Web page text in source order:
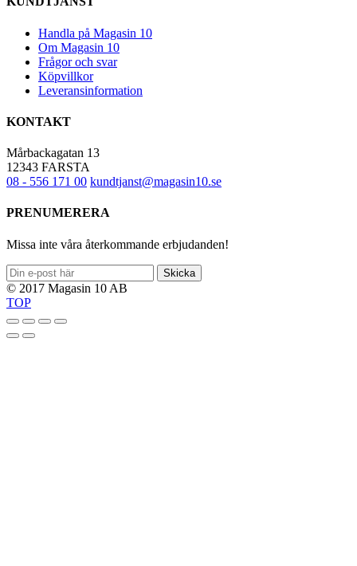
Handla på Magasin 10
Om Magasin 10
Frågor och svar
Köpvillkor
Leveransinformation
KONTAKT
Mårbackagatan 13
12343 FARSTA
08 - 556 171 00 kundtjanst@magasin10.se
PRENUMERERA
Missa inte våra återkommande erbjudanden!
Skicka
© 2017 Magasin 10 AB
TOP